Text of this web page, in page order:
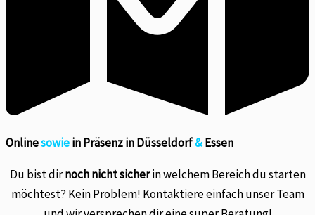
Onlinesowiein Präsenz in Düsseldorf&Essen
Du bist dirnoch nicht sicherin welchem Bereich du starten
möchtest? Kein Problem! Kontaktiere einfach unser Team